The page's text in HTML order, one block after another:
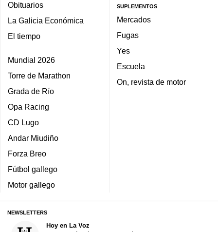
Obituarios
La Galicia Económica
El tiempo
Mundial 2026
Torre de Marathon
Grada de Río
Opa Racing
CD Lugo
Andar Miudiño
Forza Breo
Fútbol gallego
Motor gallego
SUPLEMENTOS
Mercados
Fugas
Yes
Escuela
On, revista de motor
NEWSLETTERS
Hoy en La Voz